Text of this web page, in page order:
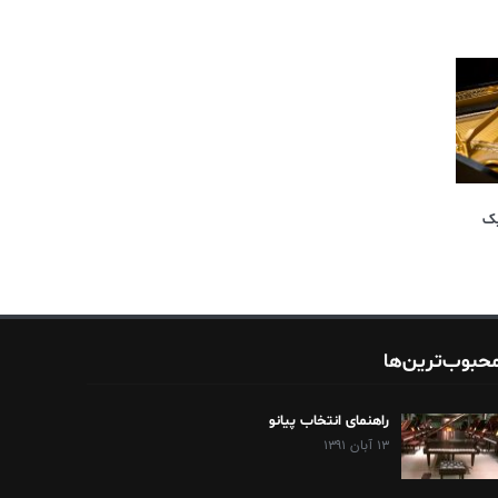
راهنمای انتخاب پیانو
۱۳ آبان ۱۳۹۱